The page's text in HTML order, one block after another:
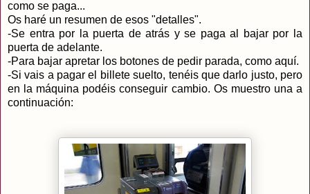
como se paga...
Os haré un resumen de esos "detalles".
-Se entra por la puerta de atrás y se paga al bajar por la
puerta de adelante.
-Para bajar apretar los botones de pedir parada, como aquí.
-Si vais a pagar el billete suelto, tenéis que darlo justo, pero
en la máquina podéis conseguir cambio. Os muestro una a
continuación: